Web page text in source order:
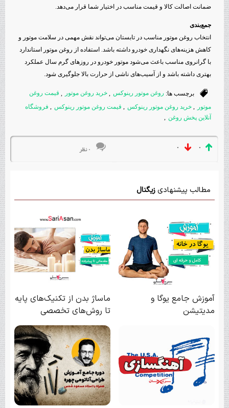
ضمانت اصالت کالا و قیمت مناسب در اختیار شما قرار می‌دهد.
جمع‌بندی
انتخاب روغن موتور مناسب در تابستان می‌تواند نقش مهمی در سلامت موتور و
کاهش هزینه‌های نگهداری خودرو داشته باشد. استفاده از روغن موتور استاندارد
با گرانروی مناسب باعث می‌شود موتور خودرو در روزهای گرم سال عملکرد
بهتری داشته باشد و از آسیب‌های ناشی از حرارت بالا جلوگیری شود.
برچسب ها: روغن موتور رینوکس , خرید روغن موتور ,قیمت روغن
موتور ,خرید روغن موتور رینوکس , قیمت روغن موتور رینوکس , فروشگاه
آنلاین پخش روغن ,
۰ ۰ ۰ نظر